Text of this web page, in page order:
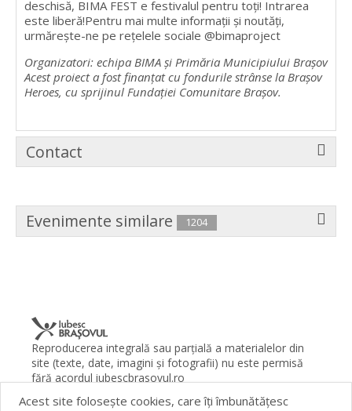
deschisă, BIMA FEST e festivalul pentru toți! Intrarea
este liberă!Pentru mai multe informații și noutăți,
urmărește-ne pe rețelele sociale @bimaproject
Organizatori: echipa BIMA și Primăria Municipiului Brașov
Acest proiect a fost finanțat cu fondurile strânse la Brașov
Heroes, cu sprijinul Fundației Comunitare Brașov.
Contact
Evenimente similare 1204
Reproducerea integrală sau parţială a materialelor din
site (texte, date, imagini şi fotografii) nu este permisă
fără acordul iubescbrasovul.ro
Termeni şi condiţii
Contact Despre proiect FAQ
Acest site foloseşte cookies, care îţi îmbunătăţesc